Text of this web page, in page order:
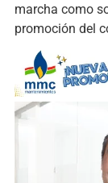
marcha como
promoción del